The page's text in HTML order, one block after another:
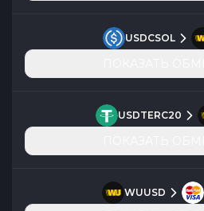
USDCSOL
USDTERC20
WUUSD